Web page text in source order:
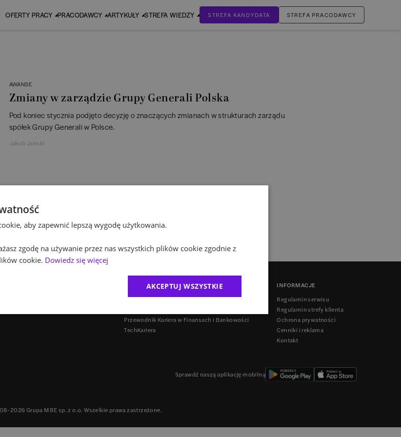
OFERTY PRACY PRACODAWCY ARTYKUŁY STREFA WIEDZY STREFA KANDYDATA STREFA PRACODAWCY
AWANSE
Zmiany w zarządzie Grupy Generali Polska
Pod koniec stycznia podjęto decyzję o znaczących zmianach w strukturach zarządu
spółek Grupy Generali w Polsce.
Jakub Jański
INNE PROJEKTY
Agencja employer branding
Przewodnik Kariera w Finansach i Bankowości
TechKariera
INFORMACJE
Regulamin serwisu
Regulamin strefy klienta
Ochrona prywatności
Cenniki i reklama
Kontakt
Sprawdź naszą aplikację mobilną
2026Grupa MBE sp. z o.o. Wszelkie prawa zastrzeżone.
aby zapewnić lepszą wygodę użytkowania.
zgodę na używanie przez nas wszystkich plików cookie zgodnie z
cookie. Dowiedz się więcej
AKCEPTUJ WSZYSTKIE